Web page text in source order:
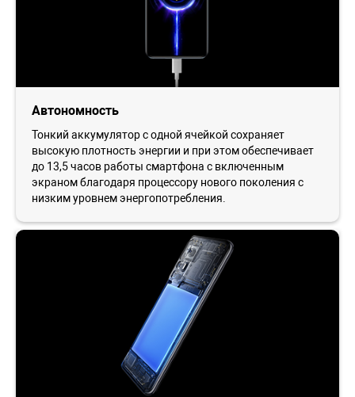
Автономность
Тонкий аккумулятор с одной ячейкой сохраняет
высокую плотность энергии и при этом обеспечивает
до 13,5 часов работы смартфона с включенным
экраном благодаря процессору нового поколения с
низким уровнем энергопотребления.